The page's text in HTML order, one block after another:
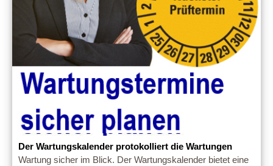
Der Wartungskalender protokolliert die Wartungen
Wartung sicher im Blick. Der Wartungskalender bietet eine